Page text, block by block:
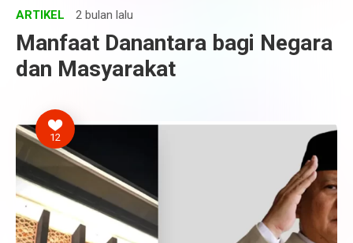
ARTIKEL 2 bulan lalu
Manfaat Danantara bagi Negara
dan Masyarakat
12